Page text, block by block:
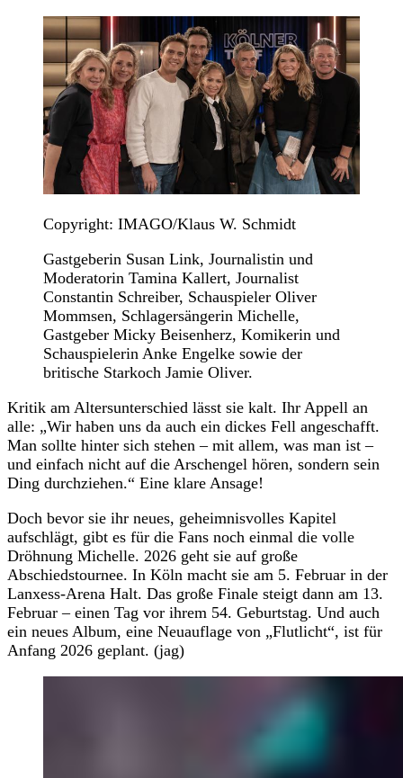
Copyright: IMAGO/Klaus W. Schmidt
Gastgeberin Susan Link, Journalistin und
Moderatorin Tamina Kallert, Journalist
Constantin Schreiber, Schauspieler Oliver
Mommsen, Schlagersängerin Michelle,
Gastgeber Micky Beisenherz, Komikerin und
Schauspielerin Anke Engelke sowie der
britische Starkoch Jamie Oliver.
Kritik am Altersunterschied lässt sie kalt. Ihr Appell an
alle: „Wir haben uns da auch ein dickes Fell angeschafft.
Man sollte hinter sich stehen – mit allem, was man ist –
und einfach nicht auf die Arschengel hören, sondern sein
Ding durchziehen.“ Eine klare Ansage!
Doch bevor sie ihr neues, geheimnisvolles Kapitel
aufschlägt, gibt es für die Fans noch einmal die volle
Dröhnung Michelle. 2026 geht sie auf große
Abschiedstournee. In Köln macht sie am 5. Februar in der
Lanxess-Arena Halt. Das große Finale steigt dann am 13.
Februar – einen Tag vor ihrem 54. Geburtstag. Und auch
ein neues Album, eine Neuauflage von „Flutlicht“, ist für
Anfang 2026 geplant. (jag)